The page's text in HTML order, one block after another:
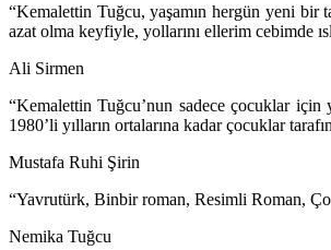
“Kemalettin Tuğcu, yaşamın hergün yeni bir
azat olma keyfiyle, yollarını ellerim cebimde
Ali Sirmen
“Kemalettin Tuğcu’nun sadece çocuklar için
1980’li yılların ortalarına kadar çocuklar
Mustafa Ruhi Şirin
“Yavrutürk, Binbir roman, Resimli Roman,
Nemika Tuğcu